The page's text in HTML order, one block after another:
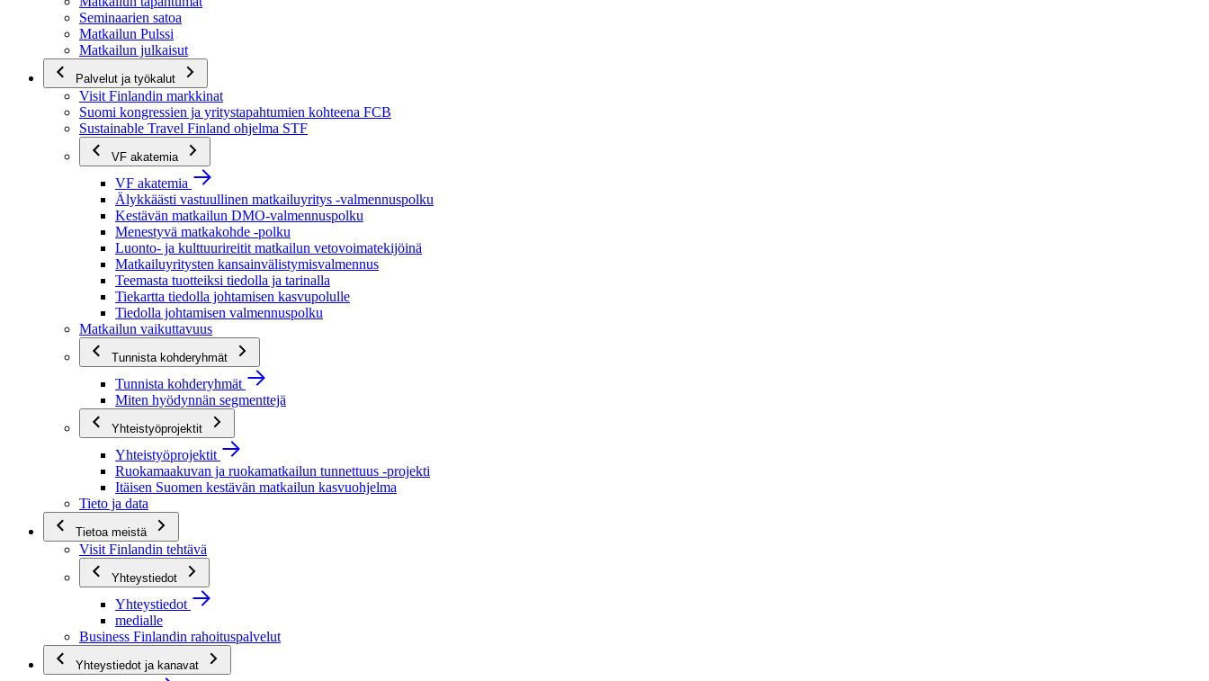
Seminaarien satoa
Matkailun Pulssi
Matkailun julkaisut
Palvelut ja työkalut
Visit Finlandin markkinat
Suomi kongressien ja yritystapahtumien kohteena FCB
Sustainable Travel Finland ohjelma STF
VF akatemia
VF akatemia
Älykkäästi vastuullinen matkailuyritys -valmennuspolku
Kestävän matkailun DMO-valmennuspolku
Menestyvä matkakohde -polku
Luonto- ja kulttuurireitit matkailun vetovoimatekijöinä
Matkailuyritysten kansainvälistymisvalmennus
Teemasta tuotteiksi tiedolla ja tarinalla
Tiekartta tiedolla johtamisen kasvupolulle
Tiedolla johtamisen valmennuspolku
Matkailun vaikuttavuus
Tunnista kohderyhmät
Tunnista kohderyhmät
Miten hyödynnän segmenttejä
Yhteistyöprojektit
Yhteistyöprojektit
Ruokamaakuvan ja ruokamatkailun tunnettuus -projekti
Itäisen Suomen kestävän matkailun kasvuohjelma
Tieto ja data
Tietoa meistä
Visit Finlandin tehtävä
Yhteystiedot
Yhteystiedot
medialle
Business Finlandin rahoituspalvelut
Yhteystiedot ja kanavat